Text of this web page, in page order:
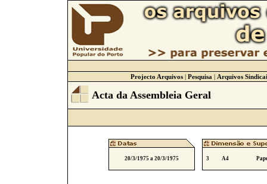
Projecto Arquivos| Pesquisa | Arquivos
Acta da Assembleia Geral
20/3/1975 a 20/3/1975 3 A4